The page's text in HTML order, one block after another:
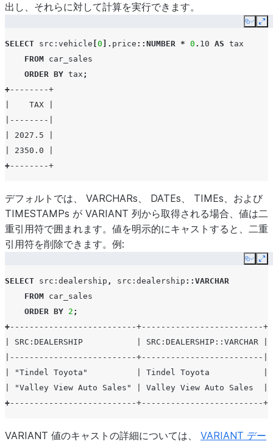
出し、それらに対して計算を実行できます。
Copy
SELECT src :vehicle 0 ]. price ::NUMBER * 0 . 10 AS tax
FROM car_sales
ORDER BY tax ;
+--------+
|    TAX |
|--------|
| 2027.5 |
| 2350.0 |
+--------+
デフォルトでは、 VARCHARs、 DATEs、 TIMEs、および
TIMESTAMPs が VARIANT 列から取得される場合、値は二
重引用符で囲まれます。値を明示的にキャストすると、二重
引用符を削除できます。例:
Copy
SELECT src :dealership , src :dealership ::VARCHAR
FROM car_sales
ORDER BY 2 ;
+--------------------------+-------------------------+
| SRC:DEALERSHIP           | SRC:DEALERSHIP::VARCHAR |
|--------------------------+-------------------------|
| "Tindel Toyota"          | Tindel Toyota           |
| "Valley View Auto Sales" | Valley View Auto Sales  |
+--------------------------+-------------------------+
VARIANT 値のキャストの詳細については、 VARIANT デー